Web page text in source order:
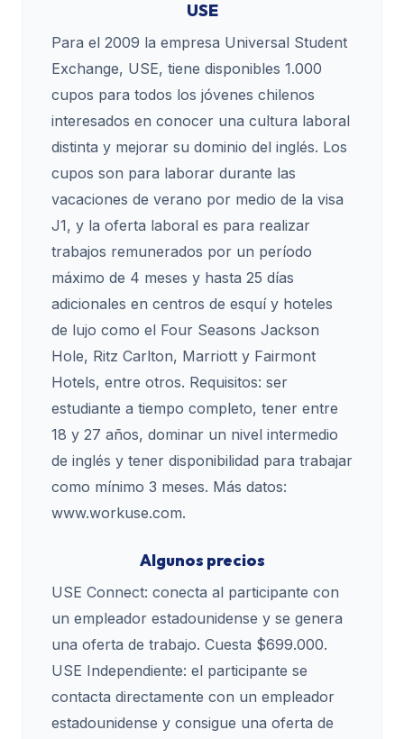
USE
Para el 2009 la empresa Universal Student
Exchange, USE, tiene disponibles 1.000
cupos para todos los jóvenes chilenos
interesados en conocer una cultura laboral
distinta y mejorar su dominio del inglés. Los
cupos son para laborar durante las
vacaciones de verano por medio de la visa
J1, y la oferta laboral es para realizar
trabajos remunerados por un período
máximo de 4 meses y hasta 25 días
adicionales en centros de esquí y hoteles
de lujo como el Four Seasons Jackson
Hole, Ritz Carlton, Marriott y Fairmont
Hotels, entre otros. Requisitos: ser
estudiante a tiempo completo, tener entre
18 y 27 años, dominar un nivel intermedio
de inglés y tener disponibilidad para trabajar
como mínimo 3 meses. Más datos:
www.workuse.com.
Algunos precios
USE Connect: conecta al participante con
un empleador estadounidense y se genera
una oferta de trabajo. Cuesta $699.000.
USE Independiente: el participante se
contacta directamente con un empleador
estadounidense y consigue una oferta de